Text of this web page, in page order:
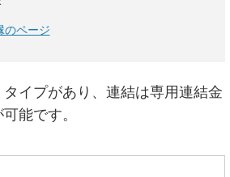
のページ
イプがあり、連結は専用連結金
能です。